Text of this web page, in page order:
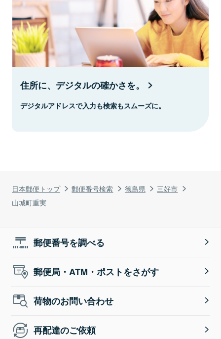
日本郵便トップ 郵便番号検索 徳島県
三好市
山城町重実
住所に、デジタルの確かさを。
デジタルアドレスで入力も検索もスムーズに。
郵便番号を調べる
郵便局・ATM・ポストをさがす
荷物のお問い合わせ
再配達のご依頼